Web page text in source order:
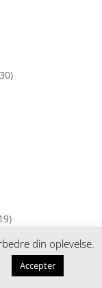
din oplevelse.
Accepter